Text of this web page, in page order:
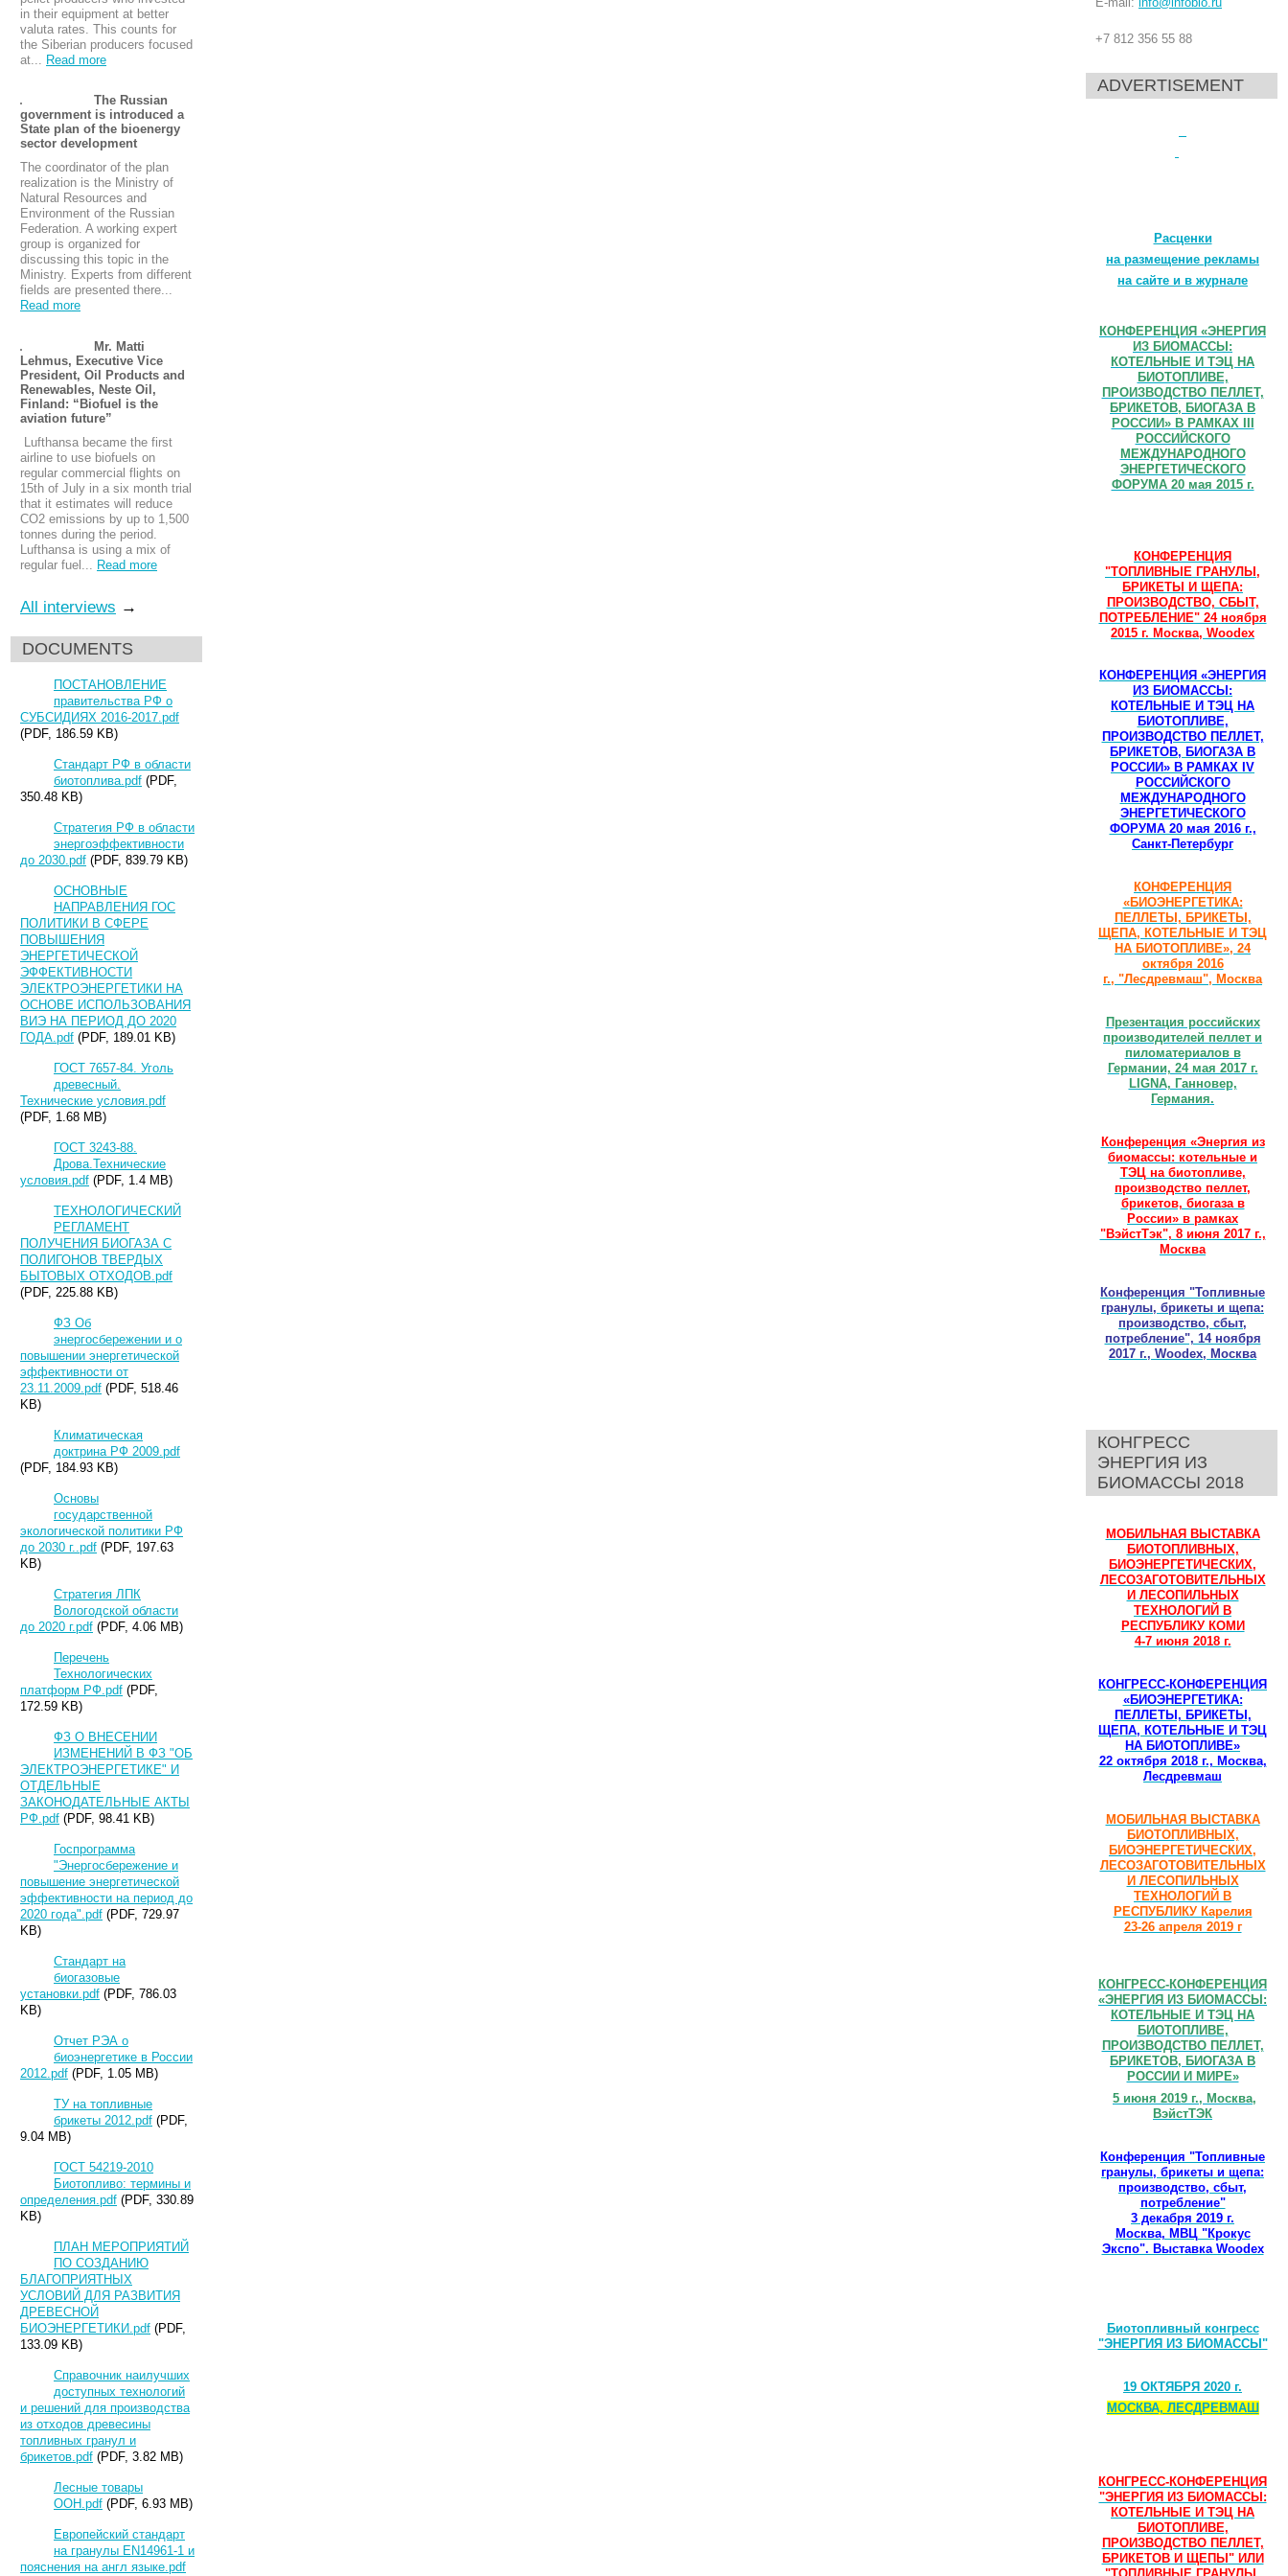
in their equipment at better
valuta rates. This counts for
the Siberian producers focused
at...
Read more
The Russian
government is introduced a
State plan of the bioenergy
sector development
The coordinator of the plan
realization is the Ministry of
Natural Resources and
Environment of the Russian
Federation. A working expert
group is organized for
discussing this topic in the
Ministry. Experts from different
fields are presented there...
Read more
Mr. Matti
Lehmus, Executive Vice
President, Oil Products and
Renewables, Neste Oil,
Finland: “Biofuel is the
aviation future”
Lufthansa became the first
airline to use biofuels on
regular commercial flights on
15th of July in a six month trial
that it estimates will reduce
CO2 emissions by up to 1,500
tonnes during the period.
Lufthansa is using a mix of
regular fuel... Read more
All interviews →
DOCUMENTS
ПОСТАНОВЛЕНИЕ
правительства РФ о
СУБСИДИЯХ 2016-2017.pdf
(PDF, 186.59 KB)
Стандарт РФ в области
биотоплива.pdf (PDF,
350.48 KB)
Стратегия РФ в области
энергоэффективности
до 2030.pdf (PDF, 839.79 KB)
ОСНОВНЫЕ
НАПРАВЛЕНИЯ ГОС
ПОЛИТИКИ В СФЕРЕ
ПОВЫШЕНИЯ
ЭНЕРГЕТИЧЕСКОЙ
ЭФФЕКТИВНОСТИ
ЭЛЕКТРОЭНЕРГЕТИКИ НА
ОСНОВЕ ИСПОЛЬЗОВАНИЯ
ВИЭ НА ПЕРИОД ДО 2020
ГОДА.pdf (PDF, 189.01 KB)
ГОСТ 7657-84. Уголь
древесный.
Технические условия.pdf
(PDF, 1.68 MB)
ГОСТ 3243-88.
Дрова.Технические
условия.pdf (PDF, 1.4 MB)
ТЕХНОЛОГИЧЕСКИЙ
РЕГЛАМЕНТ
ПОЛУЧЕНИЯ БИОГАЗА С
ПОЛИГОНОВ ТВЕРДЫХ
БЫТОВЫХ ОТХОДОВ.pdf
(PDF, 225.88 KB)
ФЗ Об
энергосбережении и о
повышении энергетической
эффективности от
23.11.2009.pdf (PDF, 518.46
KB)
Климатическая
доктрина РФ 2009.pdf
(PDF, 184.93 KB)
Основы
государственной
экологической политики РФ
до 2030 г..pdf (PDF, 197.63
KB)
Стратегия ЛПК
Вологодской области
до 2020 г.pdf (PDF, 4.06 MB)
Перечень
Технологических
платформ РФ.pdf (PDF,
172.59 KB)
ФЗ О ВНЕСЕНИИ
ИЗМЕНЕНИЙ В ФЗ "ОБ
ЭЛЕКТРОЭНЕРГЕТИКЕ" И
ОТДЕЛЬНЫЕ
ЗАКОНОДАТЕЛЬНЫЕ АКТЫ
РФ.pdf (PDF, 98.41 KB)
Госпрограмма
"Энергосбережение и
повышение энергетической
эффективности на период до
2020 года".pdf (PDF, 729.97
KB)
Стандарт на
биогазовые
установки.pdf (PDF, 786.03
KB)
Отчет РЭА о
биоэнергетике в России
2012.pdf (PDF, 1.05 MB)
ТУ на топливные
брикеты 2012.pdf (PDF,
9.04 MB)
ГОСТ 54219-2010
Биотопливо: термины и
определения.pdf (PDF, 330.89
KB)
ПЛАН МЕРОПРИЯТИЙ
ПО СОЗДАНИЮ
БЛАГОПРИЯТНЫХ
УСЛОВИЙ ДЛЯ РАЗВИТИЯ
ДРЕВЕСНОЙ
БИОЭНЕРГЕТИКИ.pdf (PDF,
133.09 KB)
Справочник наилучших
доступных технологий
и решений для производства
из отходов древесины
топливных гранул и
брикетов.pdf (PDF, 3.82 MB)
Лесные товары
ООН.pdf (PDF, 6.93 MB)
Европейский стандарт
на гранулы EN14961-1 и
пояснения на англ языке.pdf
+7 812 356 55 88
ADVERTISEMENT
Расценки
на размещение рекламы
на сайте и в журнале
КОНФЕРЕНЦИЯ «ЭНЕРГИЯ
ИЗ БИОМАССЫ:
КОТЕЛЬНЫЕ И ТЭЦ НА
БИОТОПЛИВЕ,
ПРОИЗВОДСТВО ПЕЛЛЕТ,
БРИКЕТОВ, БИОГАЗА В
РОССИИ» В РАМКАХ III
РОССИЙСКОГО
МЕЖДУНАРОДНОГО
ЭНЕРГЕТИЧЕСКОГО
ФОРУМА 20 мая 2015 г.
КОНФЕРЕНЦИЯ
"ТОПЛИВНЫЕ ГРАНУЛЫ,
БРИКЕТЫ И ЩЕПА:
ПРОИЗВОДСТВО, СБЫТ,
ПОТРЕБЛЕНИЕ" 24 ноября
2015 г. Москва, Woodex
КОНФЕРЕНЦИЯ «ЭНЕРГИЯ
ИЗ БИОМАССЫ:
КОТЕЛЬНЫЕ И ТЭЦ НА
БИОТОПЛИВЕ,
ПРОИЗВОДСТВО ПЕЛЛЕТ,
БРИКЕТОВ, БИОГАЗА В
РОССИИ» В РАМКАХ IV
РОССИЙСКОГО
МЕЖДУНАРОДНОГО
ЭНЕРГЕТИЧЕСКОГО
ФОРУМА 20 мая 2016 г.,
Санкт-Петербург
КОНФЕРЕНЦИЯ
«БИОЭНЕРГЕТИКА:
ПЕЛЛЕТЫ, БРИКЕТЫ,
ЩЕПА, КОТЕЛЬНЫЕ И ТЭЦ
НА БИОТОПЛИВЕ», 24
октября 2016
г., "Лесдревмаш", Москва
Презентация российских
производителей пеллет и
пиломатериалов в
Германии, 24 мая 2017 г.
LIGNA, Ганновер,
Германия.
Конференция «Энергия из
биомассы: котельные и
ТЭЦ на биотопливе,
производство пеллет,
брикетов, биогаза в
России» в рамках
"ВэйстТэк", 8 июня 2017 г.,
Москва
Конференция "Топливные
гранулы, брикеты и щепа:
производство, сбыт,
потребление", 14 ноября
2017 г., Woodex, Москва
КОНГРЕСС
ЭНЕРГИЯ ИЗ
БИОМАССЫ 2018
МОБИЛЬНАЯ ВЫСТАВКА
БИОТОПЛИВНЫХ,
БИОЭНЕРГЕТИЧЕСКИХ,
ЛЕСОЗАГОТОВИТЕЛЬНЫХ
И ЛЕСОПИЛЬНЫХ
ТЕХНОЛОГИЙ В
РЕСПУБЛИКУ КОМИ
4-7 июня 2018 г.
КОНГРЕСС-КОНФЕРЕНЦИЯ
«БИОЭНЕРГЕТИКА:
ПЕЛЛЕТЫ, БРИКЕТЫ,
ЩЕПА, КОТЕЛЬНЫЕ И ТЭЦ
НА БИОТОПЛИВЕ»
22 октября 2018 г., Москва,
Лесдревмаш
МОБИЛЬНАЯ ВЫСТАВКА
БИОТОПЛИВНЫХ,
БИОЭНЕРГЕТИЧЕСКИХ,
ЛЕСОЗАГОТОВИТЕЛЬНЫХ
И ЛЕСОПИЛЬНЫХ
ТЕХНОЛОГИЙ В
РЕСПУБЛИКУ Карелия
23-26 апреля 2019 г
КОНГРЕСС-КОНФЕРЕНЦИЯ
«ЭНЕРГИЯ ИЗ БИОМАССЫ:
КОТЕЛЬНЫЕ И ТЭЦ НА
БИОТОПЛИВЕ,
ПРОИЗВОДСТВО ПЕЛЛЕТ,
БРИКЕТОВ, БИОГАЗА В
РОССИИ И МИРЕ»
5 июня 2019 г., Москва,
ВэйстТЭК
Конференция "Топливные
гранулы, брикеты и щепа:
производство, сбыт,
потребление"
3 декабря 2019 г.
Москва, МВЦ "Крокус
Экспо". Выставка Woodex
Биотопливный конгресс
"ЭНЕРГИЯ ИЗ БИОМАССЫ"
19 ОКТЯБРЯ 2020 г.
МОСКВА, ЛЕСДРЕВМАШ
КОНГРЕСС-КОНФЕРЕНЦИЯ
"ЭНЕРГИЯ ИЗ БИОМАССЫ:
КОТЕЛЬНЫЕ И ТЭЦ НА
БИОТОПЛИВЕ,
ПРОИЗВОДСТВО ПЕЛЛЕТ,
БРИКЕТОВ И ЩЕПЫ" ИЛИ